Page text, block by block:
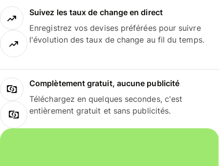
Suivez les taux de change en direct
Enregistrez vos devises préférées pour suivre
l'évolution des taux de change au fil du temps.
Complètement gratuit, aucune publicité
Téléchargez en quelques secondes, c'est
entièrement gratuit et sans publicités.